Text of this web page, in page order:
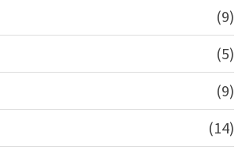
(9)
(5)
(9)
(14)